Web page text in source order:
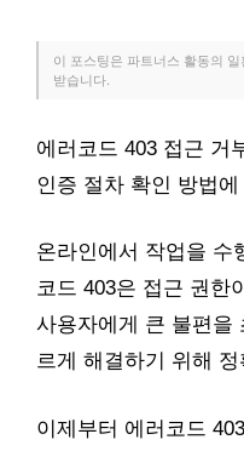
이 포스팅은 파트너스 활동의
받습니다.
에러코드 403 접근 거
인증 절차 확인 방법
온라인에서 작업을 수
코드 403은 접근 권한
사용자에게 큰 불편을
르게 해결하기 위해
이제부터 에러코드